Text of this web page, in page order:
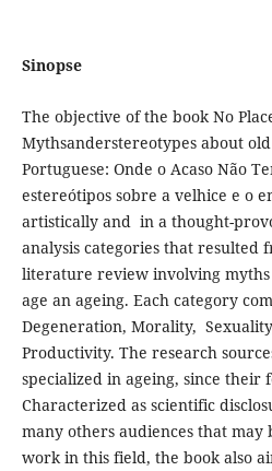
Sinopse
The objective of the book No
Mythsanderstereotypes about
Portuguese: Onde o Acaso Não
estereótipos sobre a velhice e o
artistically and in a thought-
analysis categories that resulted
literature review involving
age an ageing. Each category
Degeneration, Morality,
Productivity. The research
specialized in ageing, since their
Characterized as scientific
many others audiences that
work in this field, the book also